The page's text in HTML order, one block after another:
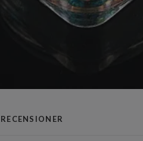
RECENSIONER